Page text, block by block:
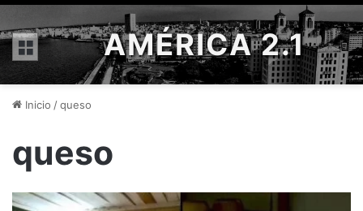
Menú AMÉRICA 2.1
Inicio /queso
queso